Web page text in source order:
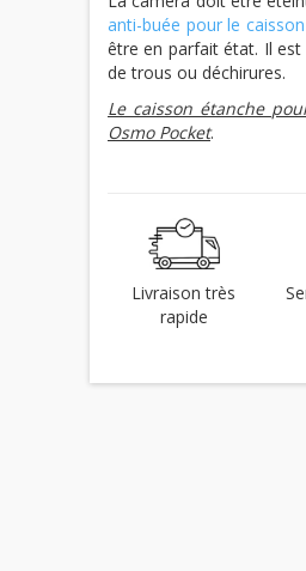
anti-buée pour le
être en parfait état. Il
de trous ou déchirures.
Le caisson étanche
Osmo Pocket.
Livraison très
rapide